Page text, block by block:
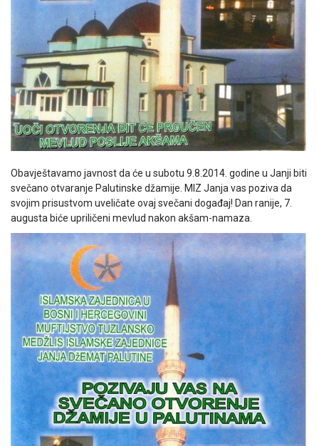
Obavještavamo javnost da će u subotu 9.8.2014. godine u Janji biti
svečano otvaranje Palutinske džamije. MIZ Janja vas poziva da
svojim prisustvom uveličate ovaj svečani događaj! Dan ranije, 7.
augusta biće upriličeni mevlud nakon akšam-namaza.